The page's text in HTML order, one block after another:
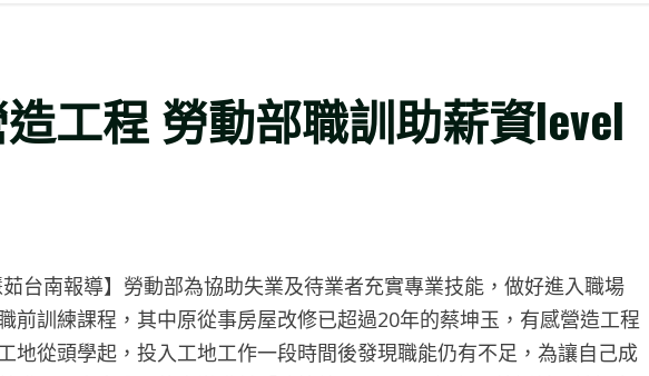
工程 勞動部職訓助薪資level
台南報導】勞動部為協助失業及待業者充實專業技能，做好進入職場
前訓練課程，其中原從事房屋改修已超過20年的蔡坤玉，有感營造工程
地從頭學起，投入工地工作一段時間後發現職能仍有不足，為讓自己成